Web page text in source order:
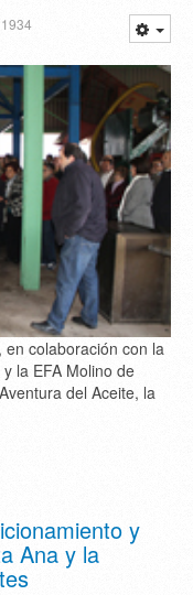
colaboración con la
la EFA Molino de
del Aceite, la
y
Ana y la